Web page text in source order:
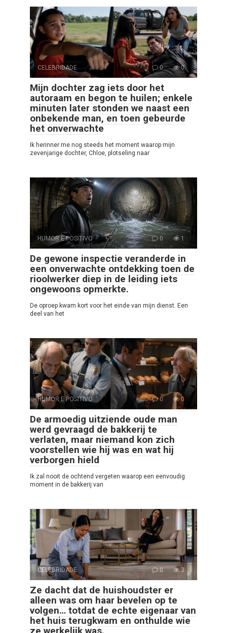
CELEBRIDADE 0 0
Mijn dochter zag iets door het
autoraam en begon te huilen; enkele
minuten later stonden we naast een
onbekende man, en toen gebeurde
het onverwachte
Ik herinner me nog steeds het moment waarop mijn
zevenjarige dochter, Chloe, plotseling naar
HUMOR E POSITIVO 0 1
De gewone inspectie veranderde in
een onverwachte ontdekking toen de
rioolwerker diep in de leiding iets
ongewoons opmerkte.
De oproep kwam kort voor het einde van mijn dienst. Een
deel van het
HUMOR E POSITIVO 0 0
De armoedig uitziende oude man
werd gevraagd de bakkerij te
verlaten, maar niemand kon zich
voorstellen wie hij was en wat hij
verborgen hield
Ik zal nooit de ochtend vergeten waarop een eenvoudig
moment in de bakkerij van
CELEBRIDADE 0 3
Ze dacht dat de huishoudster er
alleen was om haar bevelen op te
volgen… totdat de echte eigenaar van
het huis terugkwam en onthulde wie